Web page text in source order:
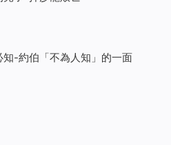
知-約伯「不為人知」的一面